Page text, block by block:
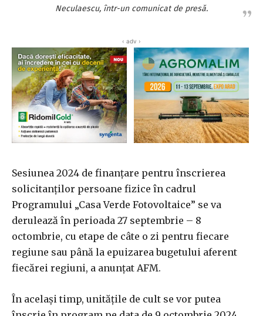
Neculaescu, într-un comunicat de presă.
‹ adv ›
Sesiunea 2024 de finanţare pentru înscrierea
solicitanţilor persoane fizice în cadrul
Programului „Casa Verde Fotovoltaice” se va
derulează în perioada 27 septembrie – 8
octombrie, cu etape de câte o zi pentru fiecare
regiune sau până la epuizarea bugetului aferent
fiecărei regiuni, a anunţat AFM.
În acelaşi timp, unităţile de cult se vor putea